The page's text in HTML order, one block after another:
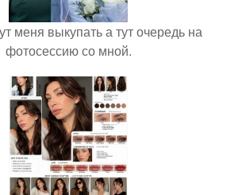
меня выкупать а тут очередь на
фотосессию со мной.